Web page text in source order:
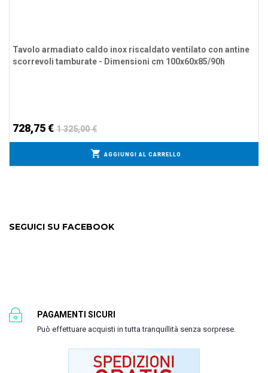
Tavolo armadiato caldo inox riscaldato ventilato con antine
scorrevoli tamburate - Dimensioni cm 100x60x85/90h
728,75 € 1 325,00 €
AGGIUNGI AL CARRELLO
SEGUICI SU FACEBOOK
PAGAMENTI SICURI
Può effettuare acquisti in tutta tranquillità senza sorprese.